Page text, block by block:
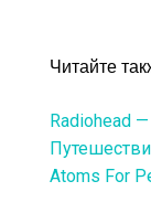
Читайте
Radiohead
Atoms For